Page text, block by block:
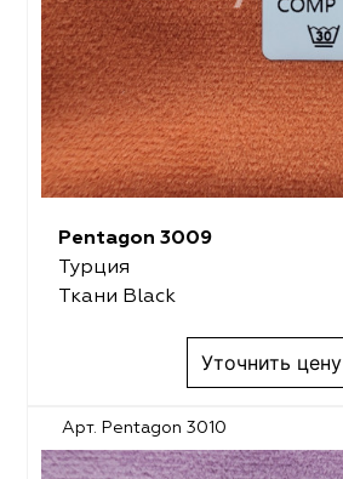
Pentagon 3009
Турция
Ткани Black
Уточнить цену
Арт. Pentagon 3010